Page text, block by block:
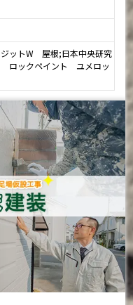
ットW 屋根;日本中央研究
ロックペイント ユメロッ